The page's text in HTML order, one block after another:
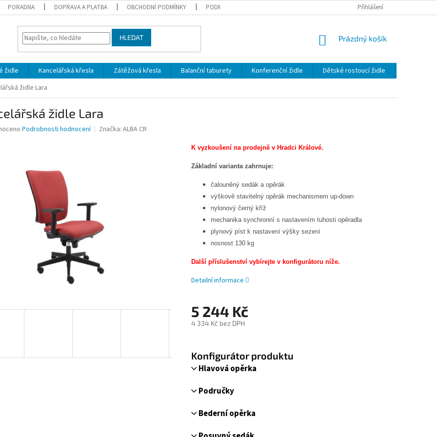
PORADNA DOPRAVA A PLATBA OBCHODNÍ PODMÍNKY PODMÍNKY OCHRANY OSOBNÍCH ÚDAJŮ Přihlášení
HLEDAT
NÁKUPNÍ
Prázdný košík
židle Kancelářská křesla Zátěžová křesla Balanční taburety Konferenční židle Dětské rostoucí židle
židle Lara
židle Lara
Podrobnosti hodnocení Značka: ALBA CR
5 244 Kč
4 334 Kč bez DPH
K vyzkoušení na prodejně v Hradci Králové.
Základní varianta zahrnuje:
čalouněný sedák a opěrák
výškově stavitelný opěrák mechanismem up-down
nylonový černý kříž
mechanika synchronní s nastavením tuhosti opěradla
plynový píst k nastavení výšky sezení
nosnost 130 kg
Další příslušenství vybírejte v konfigurátoru níže.
Detailní informace
Konfigurátor produktu
Hlavová opěrka
Područky
Bederní opěrka